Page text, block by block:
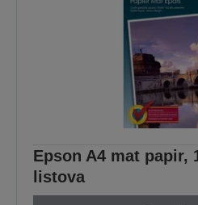
Epson A4 mat papir,
listova